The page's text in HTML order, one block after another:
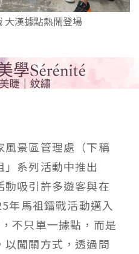
大漢據點熱鬧登場
風景區管理處（下稱
系列活動中推出
動吸引許多遊客與在
年馬祖鐳戰活動邁入
不只單一據點，而是
闖關方式，透過問